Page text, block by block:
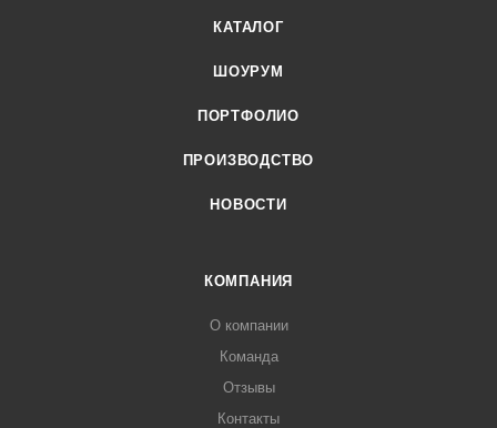
КАТАЛОГ
ШОУРУМ
ПОРТФОЛИО
ПРОИЗВОДСТВО
НОВОСТИ
КОМПАНИЯ
О компании
Команда
Отзывы
Контакты